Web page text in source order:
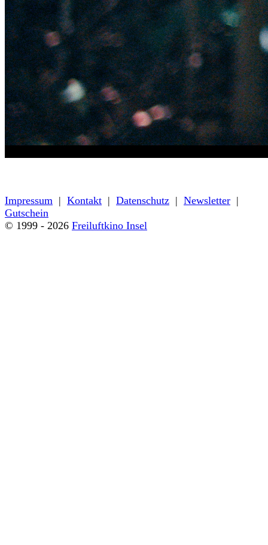
Impressum | Kontakt | Datenschutz | Newsletter |
Gutschein
© 1999 - 2026 Freiluftkino Insel